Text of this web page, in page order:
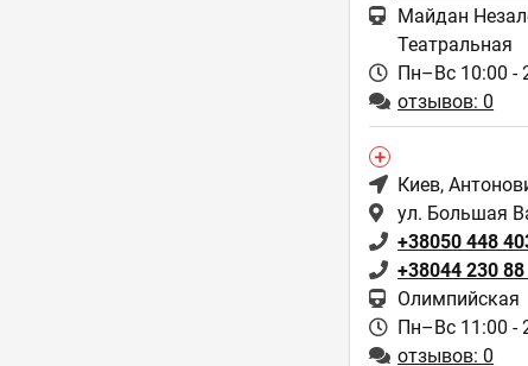
Майдан
Театральная
Пн–Вс 10:00 -
отзывов: 0
Киев,
ул. Большая
+38050 448
+38044 230
Олимпийская
Пн–Вс 11:00 -
отзывов: 0